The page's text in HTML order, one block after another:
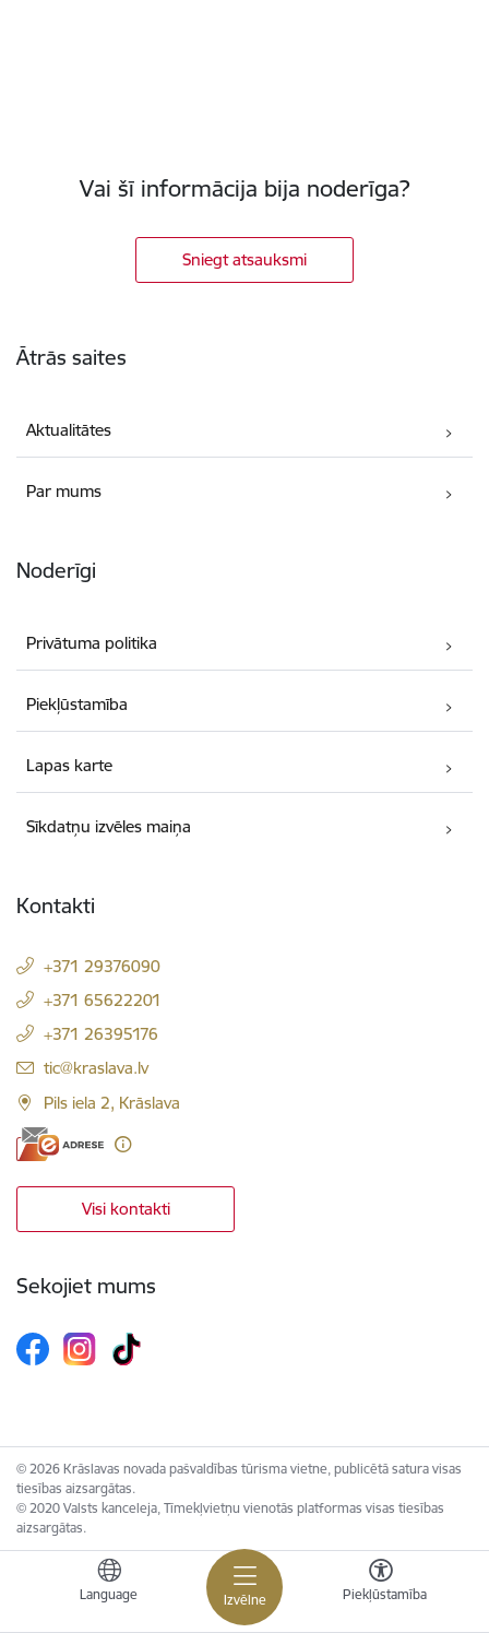
Izvēlne
Language Piekļūstamība
Vai šī informācija bija noderīga?
Sniegt atsauksmi
Ātrās saites
Aktualitātes
Par mums
Noderīgi
Privātuma politika
Piekļūstamība
Lapas karte
Sīkdatņu izvēles maiņa
Kontakti
+371 29376090
+371 65622201
+371 26395176
E-pasts:
tic@kraslava.lv
Pils iela 2, Krāslava
Visi kontakti
Sekojiet mums
© 2026 Krāslavas novada pašvaldības tūrisma vietne, publicētā satura visas
tiesības aizsargātas.
© 2020 Valsts kanceleja, Tīmekļvietņu vienotās platformas visas tiesības
aizsargātas.